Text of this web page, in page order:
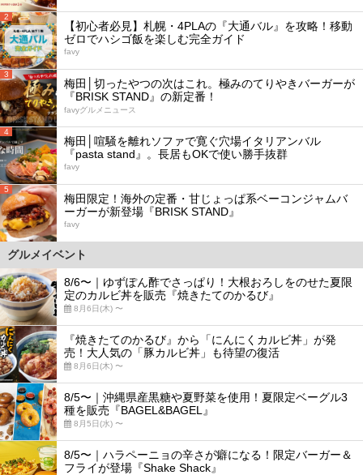
2
【初心者必見】札幌・4PLAの『大通バル』を攻略！移動
ゼロでハシゴ飯を楽しむ完全ガイド
favy
3
梅田│切ったやつの次はこれ。極みのてりやきバーガーが
『BRISK STAND』の新定番！
favyグルメニュース
4
梅田│喧騒を離れソファで寛ぐ穴場イタリアンバル
『pasta stand』。長居もOKで使い勝手抜群
favy
5
梅田限定！海外の定番・甘じょっぱ系ベーコンジャムバ
ーガーが新登場『BRISK STAND』
favy
グルメイベント
8/6〜｜ゆずぽん酢でさっぱり！大根おろしをのせた夏限
定のカルビ丼を販売『焼きたてのかるび』
8月6日(木) 〜
『焼きたてのかるび』から「にんにくカルビ丼」が発
売！大人気の「豚カルビ丼」も待望の復活
8月6日(木) 〜
8/5〜｜沖縄県産黒糖や夏野菜を使用！夏限定ベーグル3
種を販売『BAGEL&BAGEL』
8月5日(水) 〜
8/5〜｜ハラペーニョの辛さが癖になる！限定バーガー＆
フライが登場『Shake Shack』